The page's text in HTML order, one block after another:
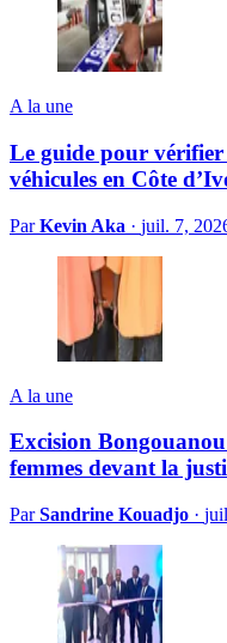
A la une
Le guide pour
véhicules en Côte
ParKevin Aka · juil. 7,
A la une
Excision
femmes devant la
ParSandrine Kouadjo ·